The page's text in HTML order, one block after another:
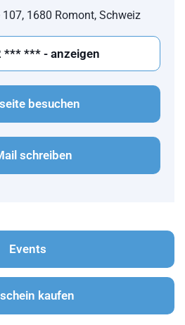
107, 1680 Romont, Schweiz
412 *** *** - anzeigen
besuchen
schreiben
Events
kaufen